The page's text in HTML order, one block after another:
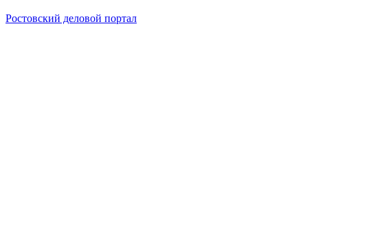
Ростовский деловой портал